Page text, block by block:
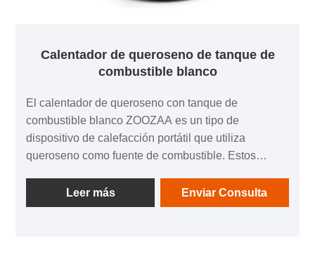
Calentador de queroseno de tanque de
combustible blanco
El calentador de queroseno con tanque de
combustible blanco ZOOZAA es un tipo de
dispositivo de calefacción portátil que utiliza
queroseno como fuente de combustible. Estos
garajes, talleres y entornos al aire libre para
proporcionar calor durante el clima frío. Como
Leer más Enviar Consulta